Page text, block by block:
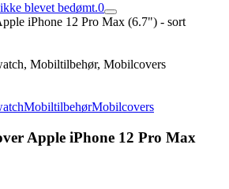
blevet bedømt.0
iPhone 12 Pro Max (6.7") - sort
Mobiltilbehør, Mobilcovers
MobiltilbehørMobilcovers
Apple iPhone 12 Pro Max